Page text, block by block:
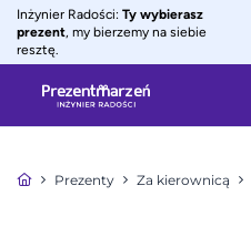
Inżynier Radości: Ty wybierasz
prezent, my bierzemy na siebie
resztę.
Prezenty Za kierownicą